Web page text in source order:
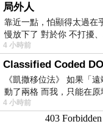
局外人
靠近一點，怕顯得太過
慢放下了 對於你 不打擾
4 小時前
Classified Coded
《凱撒移位法》 如果「
動了兩格 而我，只能在
4 小時前